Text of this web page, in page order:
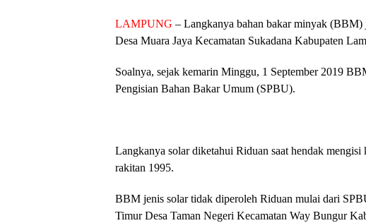
LAMPUNG – Langkanya bahan bakar minyak
Desa Muara Jaya Kecamatan Sukadana Kabupaten
Soalnya, sejak kemarin Minggu, 1 September 2019
Pengisian Bahan Bakar Umum (SPBU).
Langkanya solar diketahui Riduan saat hendak
rakitan 1995.
BBM jenis solar tidak diperoleh Riduan mulai dari
Timur Desa Taman Negeri Kecamatan Way Bungur